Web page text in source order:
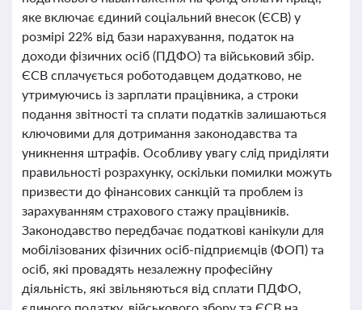
яке включає єдиний соціальний внесок (ЄСВ) у
розмірі 22% від бази нарахування, податок на
доходи фізичних осіб (ПДФО) та військовий збір.
ЄСВ сплачується роботодавцем додатково, не
утримуючись із зарплати працівника, а строки
подання звітності та сплати податків залишаються
ключовими для дотримання законодавства та
уникнення штрафів. Особливу увагу слід приділяти
правильності розрахунку, оскільки помилки можуть
призвести до фінансових санкцій та проблем із
зарахуванням страхового стажу працівників.
Законодавство передбачає податкові канікули для
мобілізованих фізичних осіб-підприємців (ФОП) та
осіб, які провадять незалежну професійну
діяльність, які звільняються від сплати ПДФО,